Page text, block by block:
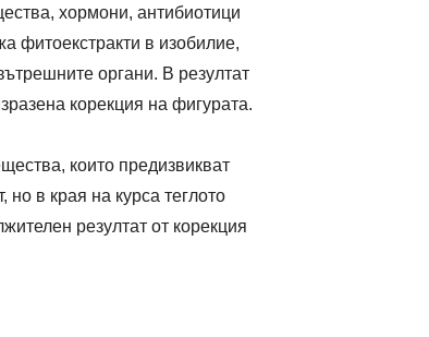
хормони, антибиотици
фитоекстракти в изобилие,
органи. В резултат
корекция на фигурата.
които предизвикват
в края на курса теглото
резултат от корекция